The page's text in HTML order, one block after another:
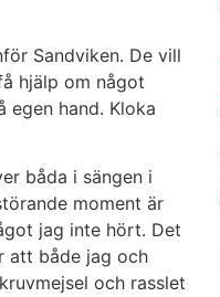
Sandviken. De vill
hjälp om något
egen hand. Kloka
båda i sängen i
moment är
jag inte hört. Det
att både jag och
och rasslet